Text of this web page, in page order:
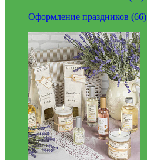
Оформление праздников (66)